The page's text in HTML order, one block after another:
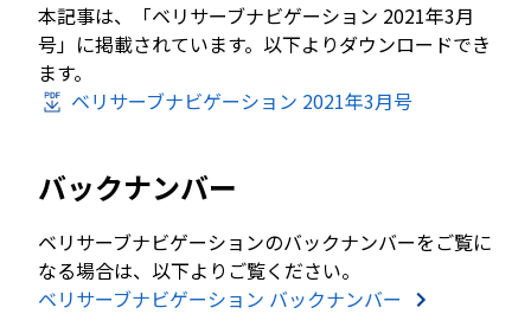
本記事は、「ベリサーブナビゲーション 2021年3月
号」に掲載されています。以下よりダウンロードでき
ます。
ベリサーブナビゲーション 2021年3月号
バックナンバー
ベリサーブナビゲーションのバックナンバーをご覧に
なる場合は、以下よりご覧ください。
ベリサーブナビゲーション バックナンバー